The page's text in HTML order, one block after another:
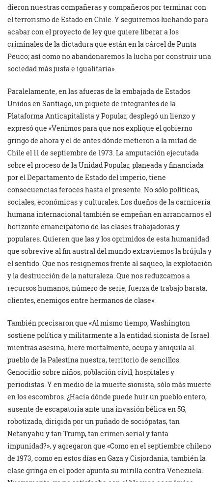
dieron nuestras compañeras y compañeros por terminar con
el terrorismo de Estado en Chile. Y seguiremos luchando para
acabar con el proyecto de ley que quiere liberar a los
criminales de la dictadura que están en la cárcel de Punta
Peuco; así como no abandonaremos la lucha por construir una
sociedad más justa e igualitaria».
Paralelamente, en las afueras de la embajada de Estados
Unidos en Santiago, un piquete de integrantes de la
Plataforma Anticapitalista y Popular, desplegó un lienzo y
expresó que «Venimos para que nos explique el gobierno
gringo de ahora y el de antes dónde metieron a la mitad de
Chile el 11 de septiembre de 1973. La amputación ejecutada
sobre el proceso de la Unidad Popular, planeada y financiada
por el Departamento de Estado del imperio, tiene
consecuencias feroces hasta el presente. No sólo políticas,
sociales, económicas y culturales. Los dueños de la carnicería
humana internacional también se empeñan en arrancarnos el
horizonte emancipatorio de las clases trabajadoras y
populares. Quieren que las y los oprimidos de esta humanidad
que sobrevive al fin austral del mundo extraviemos la brújula y
el sentido. Que nos resignemos frente al saqueo, la explotación
y la destrucción de la naturaleza. Que nos reduzcamos a
recursos humanos, número de serie, fuerza de trabajo barata,
clientes, enemigos entre hermanos de clase».
También precisaron que «Al mismo tiempo, Washington
sostiene política y militarmente a la entidad sionista de Israel
mientras asesina, hiere mortalmente, ocupa y aniquila al
pueblo de la Palestina nuestra, territorio de sencillos.
Genocidio sobre niños, población civil, hospitales y
periodistas. Y en medio de la muerte sionista, sólo más muerte
en los escombros. ¿Hacia dónde puede huir un pueblo entero,
ausente de escapatoria ante una invasión bélica en 5G,
robotizada, dirigida por un puñado de sociópatas, tan
Netanyahu y tan Trump, tan crimen serial y tanta
impunidad?», y agregaron que «Como en el septiembre chileno
de 1973, como en estos días en Gaza y Cisjordania, también la
clase gringa en el poder apunta su mirilla contra Venezuela.